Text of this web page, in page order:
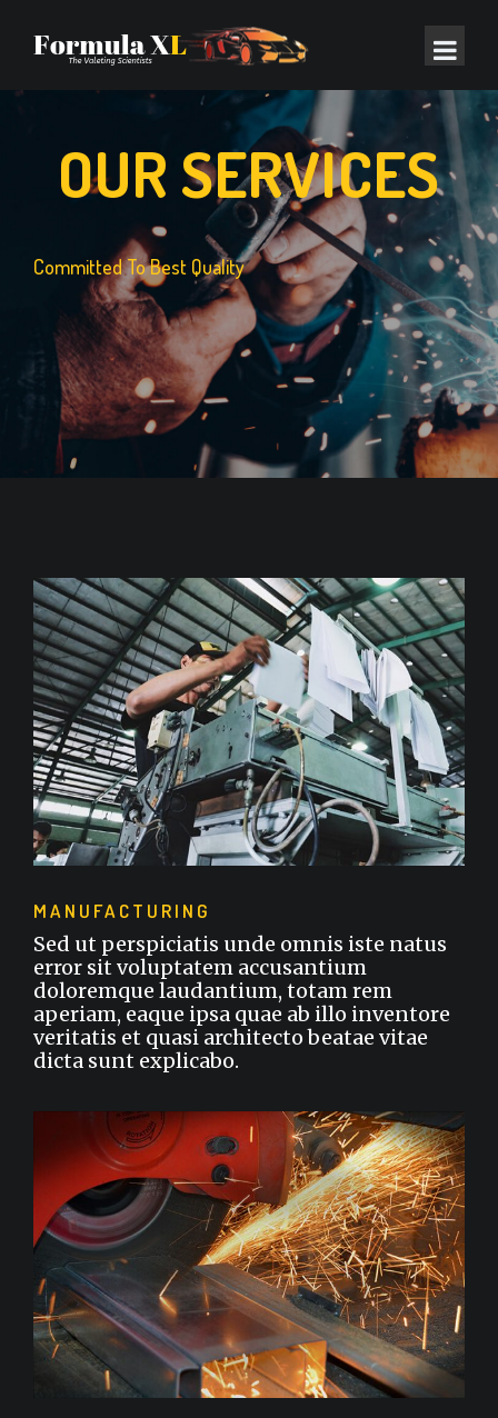
OUR SERVICES
Committed To Best Quality
MANUFACTURING
Sed ut perspiciatis unde omnis iste natus
error sit voluptatem accusantium
doloremque laudantium, totam rem
aperiam, eaque ipsa quae ab illo inventore
veritatis et quasi architecto beatae vitae
dicta sunt explicabo.